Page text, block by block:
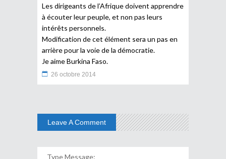
Les dirigeants de l’Afrique doivent apprendre
à écouter leur peuple, et non pas leurs
intérêts personnels.
Modification de cet élément sera un pas en
arrière pour la voie de la démocratie.
Je aime Burkina Faso.
26 octobre 2014
Leave A Comment